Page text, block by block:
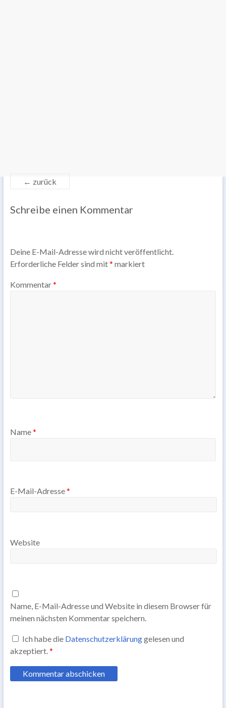
← zurück
Schreibe einen Kommentar
Deine E-Mail-Adresse wird nicht veröffentlicht.
Erforderliche Felder sind mit* markiert
Kommentar*
Name*
E-Mail-Adresse*
Website
Name, E-Mail-Adresse und Website in diesem Browser für
meinen nächsten Kommentar speichern.
Ich habe die Datenschutzerklärunggelesen und
akzeptiert.*